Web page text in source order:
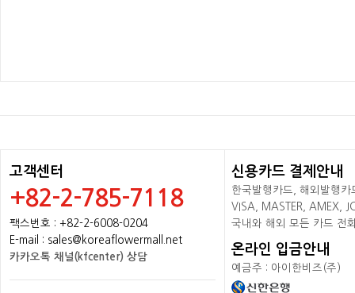
고객센터
+82-2-785-7118
팩스번호 : +82-2-6008-0204
E-mail : sales@koreaflowermall.net
카카오톡 채널(kfcenter) 상담
신용카드 결제안내
한국발행카드, 해외발행
VISA, MASTER, AMEX,
국내와 해외 모든 카드 전
온라인 입금안내
예금주 : 아이한비즈(주)